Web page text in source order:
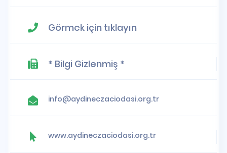
Görmek için tıklayın
* Bilgi Gizlenmiş *
info@aydineczaciodasi.org.tr
www.aydineczaciodasi.org.tr